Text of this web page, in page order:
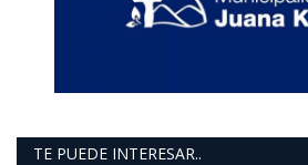
TE PUEDE INTERESAR..